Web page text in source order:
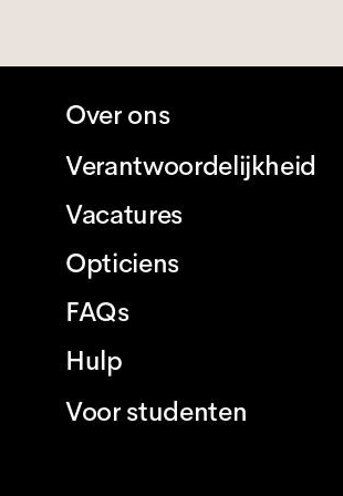
Over ons
Verantwoordelijkheid
Vacatures
Opticiens
FAQs
Hulp
Voor studenten